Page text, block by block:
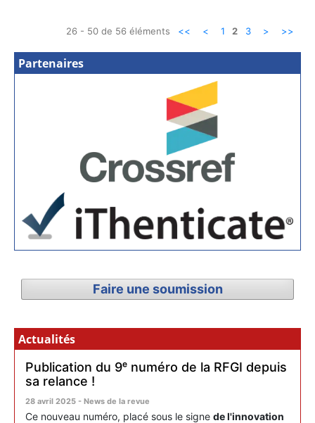
26 - 50 de 56 éléments << < 1 2 3 > >>
Partenaires
Faire une soumission
Actualités
Publication du 9ᵉ numéro de la RFGI depuis
sa relance !
28 avril 2025 - News de la revue
Ce nouveau numéro, placé sous le signe de l'innovation